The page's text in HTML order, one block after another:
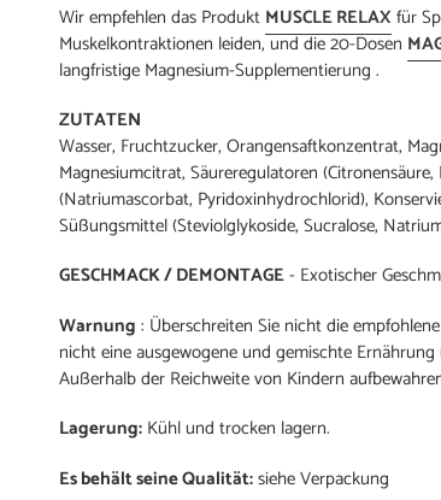
Wir empfehlen das Produkt MUSCLE RELAX für
Muskelkontraktionen leiden, und die 20-Dosen
langfristige Magnesium-Supplementierung .
ZUTATEN
Wasser, Fruchtzucker, Orangensaftkonzentrat,
Magnesiumcitrat, Säureregulatoren
(Natriumascorbat, Pyridoxinhydrochlorid),
Süßungsmittel (Steviolglykoside, Sucralose,
GESCHMACK / DEMONTAGE- Exotischer
Warnung : Überschreiten Sie nicht die
nicht eine ausgewogene und gemischte
Außerhalb der Reichweite von Kindern
Lagerung: Kühl und trocken lagern.
Es behält seine Qualität:siehe Verpackung